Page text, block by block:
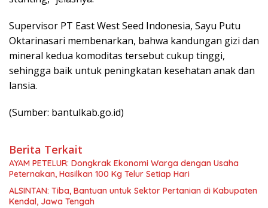
Supervisor PT East West Seed Indonesia, Sayu Putu
Oktarinasari membenarkan, bahwa kandungan gizi dan
mineral kedua komoditas tersebut cukup tinggi,
sehingga baik untuk peningkatan kesehatan anak dan
lansia.
(Sumber: bantulkab.go.id)
Berita Terkait
AYAM PETELUR: Dongkrak Ekonomi Warga dengan Usaha
Peternakan, Hasilkan 100 Kg Telur Setiap Hari
ALSINTAN: Tiba, Bantuan untuk Sektor Pertanian di Kabupaten
Kendal, Jawa Tengah